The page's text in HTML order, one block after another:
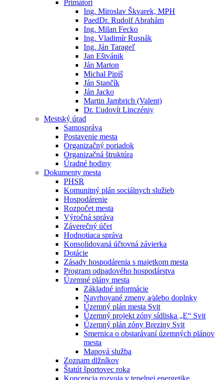
Primátori
Ing. Miroslav Škvarek, MPH
PaedDr. Rudolf Abrahám
Ing. Milan Fecko
Ing. Vladimír Rusnák
Ing. Ján Tarageľ
Jan Eštvánik
Ján Marton
Michal Pipiš
Ján Stančík
Ján Jacko
Martin Jambrich (Valent)
Dr. Ľudovít Linczéniy
Mestský úrad
Samospráva
Postavenie mesta
Organizačný poriadok
Organizačná štruktúra
Úradné hodiny
Dokumenty mesta
PHSR
Komunitný plán sociálnych služieb
Hospodárenie
Rozpočet mesta
Výročná správa
Záverečný účet
Hodnotiaca správa
Konsolidovaná účtovná závierka
Dotácie
Zásady hospodárenia s majetkom mesta
Program odpadového hospodárstva
Územné plány mesta
Základné informácie
Navrhované zmeny a⁄alebo doplnky
Územný plán mesta Svit
Územný projekt zóny sídliska „E“ Svit
Územný plán zóny Breziny Svit
Smernica o obstarávaní územných plánov
mesta
Mapová služba
Zoznam dlžníkov
Štatút športovec roka
Koncepcia rozvoja v tepelnej energetike